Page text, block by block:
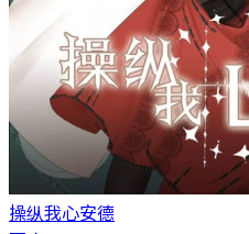
操纵我心安德